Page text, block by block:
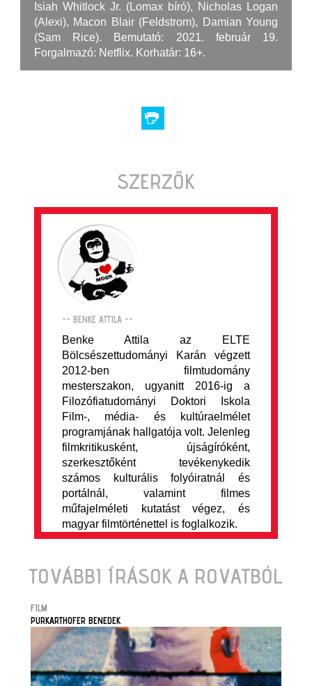
Isiah Whitlock Jr. (Lomax bíró), Nicholas Logan
(Alexi), Macon Blair (Feldstrom), Damian Young
(Sam Rice). Bemutató: 2021. február 19.
Forgalmazó: Netflix. Korhatár: 16+.
SZERZŐK
-- BENKE ATTILA --
Benke Attila az ELTE
Bölcsészettudományi Karán végzett
2012-ben filmtudomány
mesterszakon, ugyanitt 2016-ig a
Filozófiatudományi Doktori Iskola
Film-, média- és kultúraelmélet
programjának hallgatója volt. Jelenleg
filmkritikusként, újságíróként,
szerkesztőként tevékenykedik
számos kulturális folyóiratnál és
portálnál, valamint filmes
műfajelméleti kutatást végez, és
magyar filmtörténettel is foglalkozik.
TOVÁBBI ÍRÁSOK A ROVATBÓL
FILM
PURKARTHOFER BENEDEK